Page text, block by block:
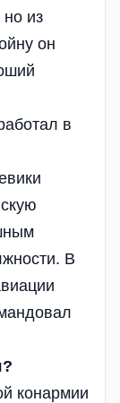
из
он
в
В
конармии